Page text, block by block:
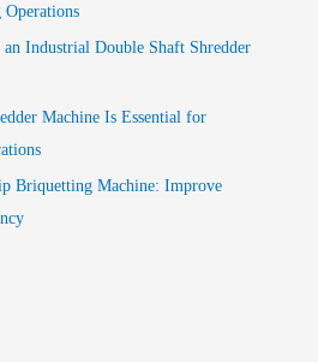
Industrial Double Shaft Shredder
Machine Is Essential for
Briquetting Machine: Improve